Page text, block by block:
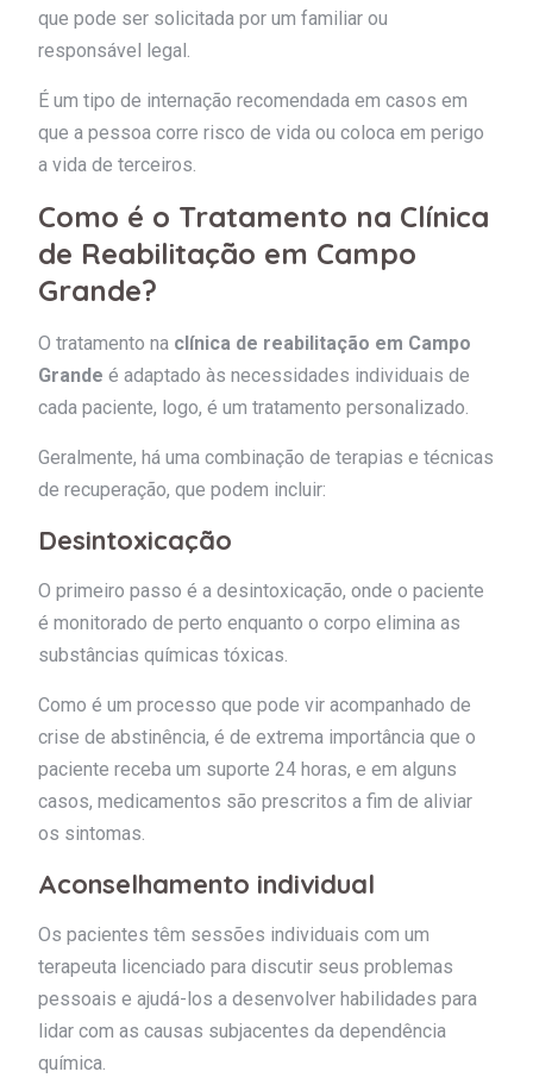
que pode ser solicitada por um familiar ou
responsável legal.
É um tipo de internação recomendada em casos em
que a pessoa corre risco de vida ou coloca em perigo
a vida de terceiros.
Como é o Tratamento na Clínica
de Reabilitação em Campo
Grande?
O tratamento na clínica de reabilitação em Campo
Grande é adaptado às necessidades individuais de
cada paciente, logo, é um tratamento personalizado.
Geralmente, há uma combinação de terapias e técnicas
de recuperação, que podem incluir:
Desintoxicação
O primeiro passo é a desintoxicação, onde o paciente
é monitorado de perto enquanto o corpo elimina as
substâncias químicas tóxicas.
Como é um processo que pode vir acompanhado de
crise de abstinência, é de extrema importância que o
paciente receba um suporte 24 horas, e em alguns
casos, medicamentos são prescritos a fim de aliviar
os sintomas.
Aconselhamento individual
Os pacientes têm sessões individuais com um
terapeuta licenciado para discutir seus problemas
pessoais e ajudá-los a desenvolver habilidades para
lidar com as causas subjacentes da dependência
química.